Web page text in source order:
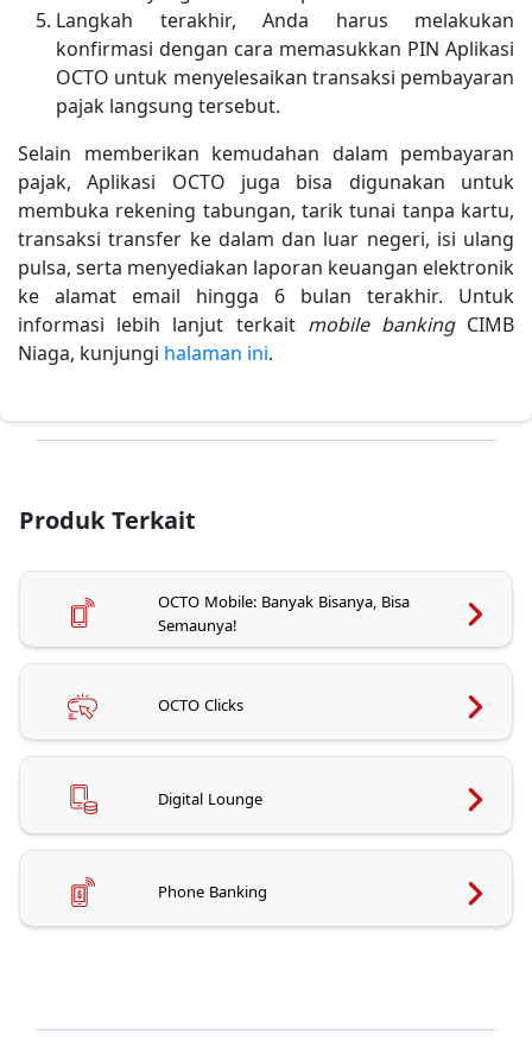
Langkah terakhir, Anda harus melakukan
konfirmasi dengan cara memasukkan PIN Aplikasi
OCTO untuk menyelesaikan transaksi pembayaran
pajak langsung tersebut.
Selain memberikan kemudahan dalam pembayaran
pajak, Aplikasi OCTO juga bisa digunakan untuk
membuka rekening tabungan, tarik tunai tanpa kartu,
transaksi transfer ke dalam dan luar negeri, isi ulang
pulsa, serta menyediakan laporan keuangan elektronik
ke alamat email hingga 6 bulan terakhir. Untuk
informasi lebih lanjut terkait mobile bankingCIMB
Niaga, kunjungi halaman ini.
Produk Terkait
OCTO Mobile: Banyak Bisanya, Bisa
Semaunya!
OCTO Clicks
Digital Lounge
Phone Banking